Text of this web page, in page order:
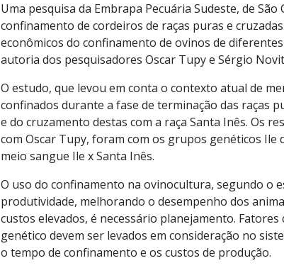
Uma pesquisa da Embrapa Pecuária Sudeste, de
confinamento de cordeiros de raças puras e
econômicos do confinamento de ovinos de
autoria dos pesquisadores Oscar Tupy e Sérgio
O estudo, que levou em conta o contexto atual de
confinados durante a fase de terminação das raças
e do cruzamento destas com a raça Santa Inês. Os
com Oscar Tupy, foram com os grupos genéticos
meio sangue Ile x Santa Inês.
O uso do confinamento na ovinocultura, segundo o
produtividade, melhorando o desempenho dos
custos elevados, é necessário planejamento.
genético devem ser levados em consideração no
o tempo de confinamento e os custos de produção.